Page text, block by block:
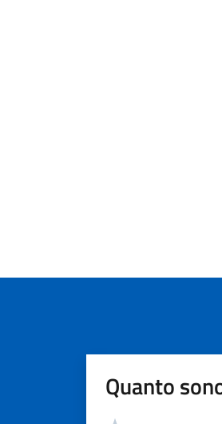
Quanto
Valutazione